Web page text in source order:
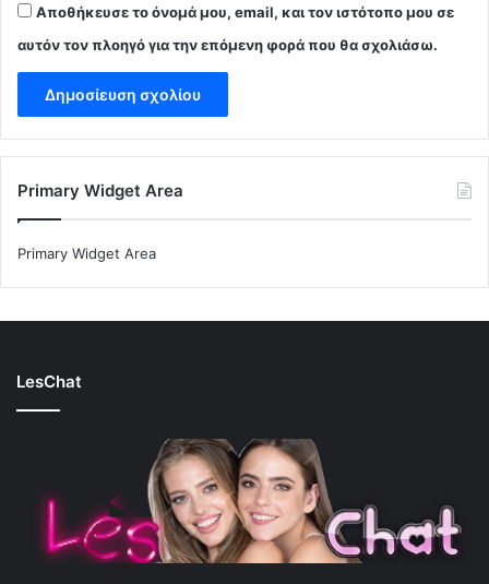
Αποθήκευσε το όνομά μου, email, και τον ιστότοπο μου σε
αυτόν τον πλοηγό για την επόμενη φορά που θα σχολιάσω.
Primary Widget Area
Primary Widget Area
LesChat